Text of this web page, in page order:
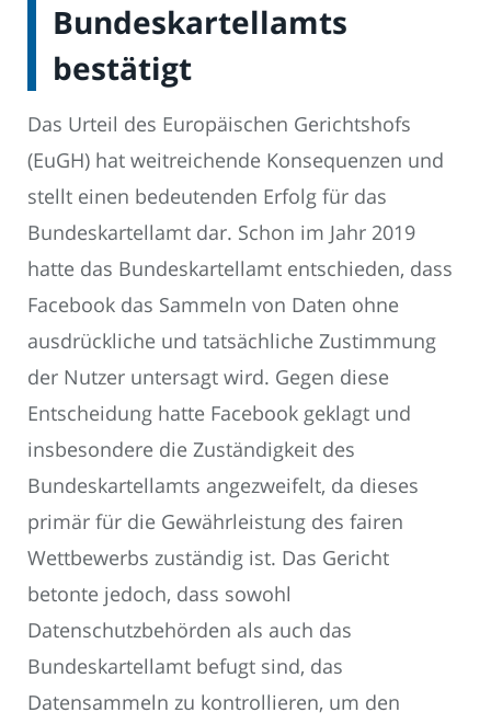
Bundeskartellamts
bestätigt
Das Urteil des Europäischen Gerichtshofs
(EuGH) hat weitreichende Konsequenzen und
stellt einen bedeutenden Erfolg für das
Bundeskartellamt dar. Schon im Jahr 2019
hatte das Bundeskartellamt entschieden, dass
Facebook das Sammeln von Daten ohne
ausdrückliche und tatsächliche Zustimmung
der Nutzer untersagt wird. Gegen diese
Entscheidung hatte Facebook geklagt und
insbesondere die Zuständigkeit des
Bundeskartellamts angezweifelt, da dieses
primär für die Gewährleistung des fairen
Wettbewerbs zuständig ist. Das Gericht
betonte jedoch, dass sowohl
Datenschutzbehörden als auch das
Bundeskartellamt befugt sind, das
Datensammeln zu kontrollieren, um den